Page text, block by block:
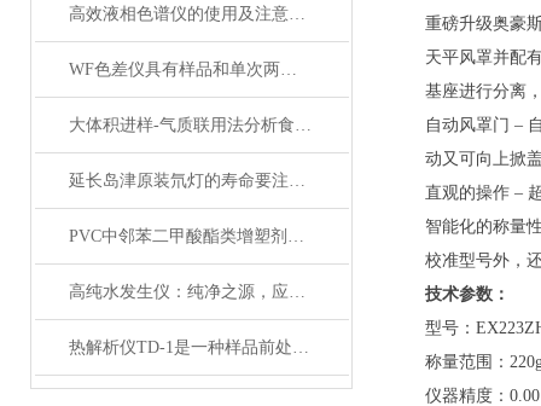
高效液相色谱仪的使用及注意事项
WF色差仪具有样品和单次两种测量模式
大体积进样-气质联用法分析食品中塑化剂的解决方案
延长岛津原装氘灯的寿命要注意哪些？
PVC中邻苯二甲酸酯类增塑剂分析方法
高纯水发生仪：纯净之源，应用之泉
热解析仪TD-1是一种样品前处理装置
重磅升级奥豪
天平风罩并配
基座进行分离
自动风罩门 –
动又可向上掀
直观的操作 –
智能化的称量
校准型号外，
技术参数：
型号：
称量范围：
仪器精度：